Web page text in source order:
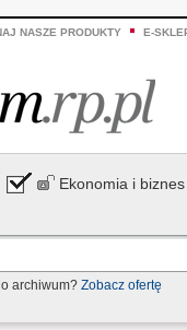
NASZE PRODUKTY E-
Ekonomia i biznes
archiwum? Zobacz ofertę